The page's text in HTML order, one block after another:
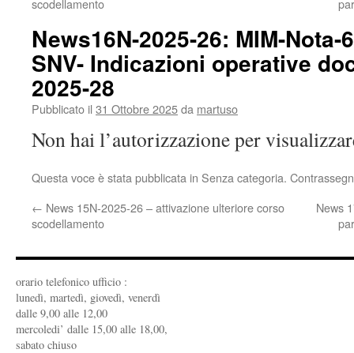
scodellamento
News16N-2025-26: MIM-Nota-
SNV- Indicazioni operative
2025-28
Pubblicato il 31 Ottobre 2025da martuso
Non hai l’autorizzazione per
Questa voce è stata pubblicata in Senza categoria.
← News 15N-2025-26 – attivazione ulteriore corso
scodellamento
News
orario telefonico ufficio :
lunedì, martedì, giovedì, venerdì
dalle 9,00 alle 12,00
mercoledi’ dalle 15,00 alle 18,00,
sabato chiuso